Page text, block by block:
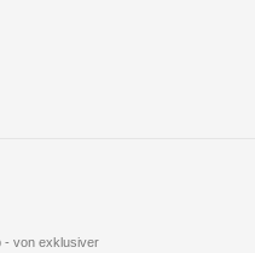
- von exklusiver